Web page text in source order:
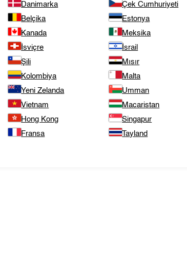
Danimarka
Çek Cumhuriyeti
Belçika
Estonya
Kanada
Meksika
İsviçre
İsrail
Şili
Mısır
Kolombiya
Malta
Yeni Zelanda
Umman
Vietnam
Macaristan
Hong Kong
Singapur
Fransa
Tayland